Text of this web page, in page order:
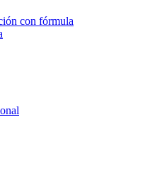
con fórmula